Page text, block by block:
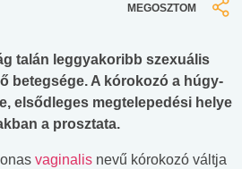
MEGOSZTOM
talán leggyakoribb szexuális
betegsége. A kórokozó a húgy-
elsődleges megtelepedési helye
a prosztata.
vaginalis nevű kórokozó váltja